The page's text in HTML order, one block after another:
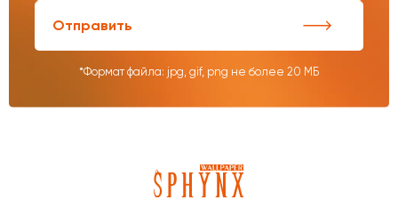
Отправить
*Формат файла: jpg, gif, png не более 20 МБ